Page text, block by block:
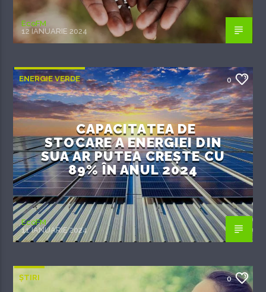
EcoFM
12 IANUARIE 2024
ENERGIE VERDE 0
CAPACITATEA DE
STOCARE A ENERGIEI DIN
SUA AR PUTEA CREȘTE CU
89% ÎN ANUL 2024
EcoFM
11 IANUARIE 2024
ȘTIRI 0